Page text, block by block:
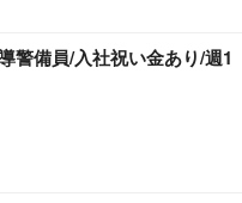
警備員/入社祝い金あり/週1